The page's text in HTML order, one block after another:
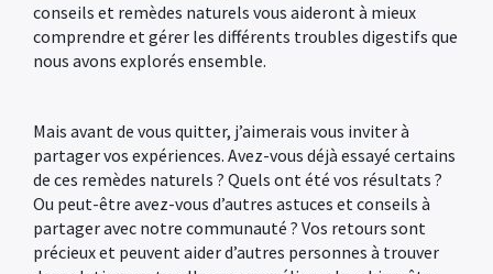
conseils et remèdes naturels vous aideront à mieux
comprendre et gérer les différents troubles digestifs que
nous avons explorés ensemble.
Mais avant de vous quitter, j’aimerais vous inviter à
partager vos expériences. Avez-vous déjà essayé certains
de ces remèdes naturels ? Quels ont été vos résultats ?
Ou peut-être avez-vous d’autres astuces et conseils à
partager avec notre communauté ? Vos retours sont
précieux et peuvent aider d’autres personnes à trouver